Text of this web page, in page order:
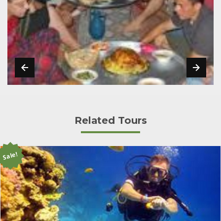
Related Tours
Sale!